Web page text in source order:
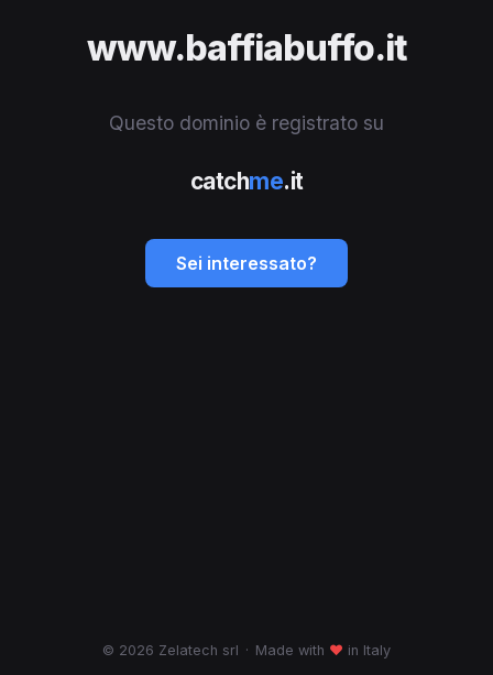
www.baffiabuffo.it
Questo dominio è registrato su
catchme.it
Sei interessato?
© 2026 Zelatech srl · Made with ♥ in Italy